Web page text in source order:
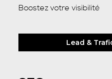
Boostez votre visibilité
Lead &